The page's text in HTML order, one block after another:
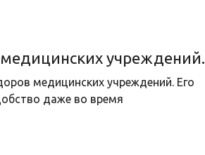
учреждений.
медицинских учреждений. Его
даже во время